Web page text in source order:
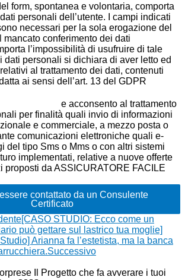
form, spontanea e volontaria, comporta
personali dell’utente. I campi indicati
necessari per la sola erogazione del
mancato conferimento dei dati
l’impossibilità di usufruire di tale
dati personali si dichiara di aver letto ed
al trattamento dei dati, contenuti
ai sensi dell’art. 13 del GDPR
e acconsento al trattamento
per finalità quali invio di informazioni
e commerciale, a mezzo posta o
comunicazioni elettroniche quali e-
del tipo Sms o Mms o con altri sistemi
implementati, relative a nuove offerte
proposti da ASSICURATORE FACILE
contattato da un Consulente
Certificato
[CASO STUDIO: Ecco come un
può gettare sul lastrico tua moglie]
Arianna fa l’estetista, ma la banca
Successivo